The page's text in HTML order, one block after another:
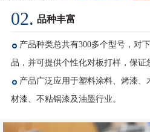
产品种类总共有300多个型号，对
产品广泛应用于塑料涂料、烤漆、
材漆、不粘锅漆及油墨行业。